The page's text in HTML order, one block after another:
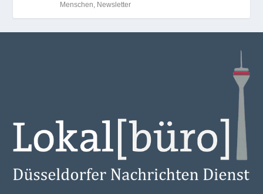
Menschen, Newsletter